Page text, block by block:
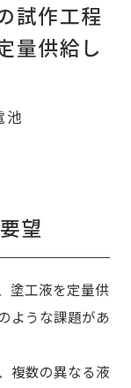
試作工程
量供給し
池
望
塗工液を定量供
ような課題があ
複数の異なる液